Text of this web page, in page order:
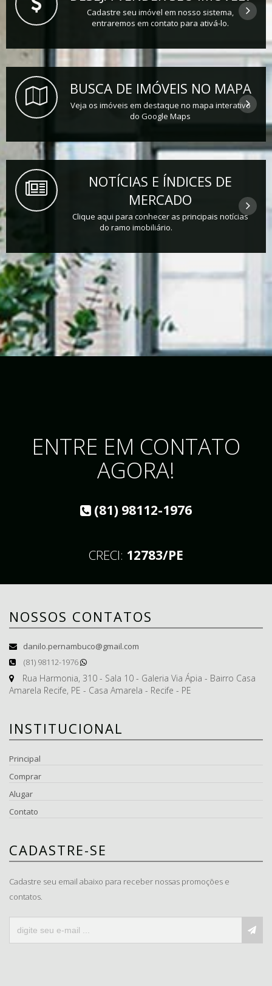
Cadastre seu imóvel em nosso sistema,
entraremos em contato para ativá-lo.
BUSCA DE IMÓVEIS NO MAPA
Veja os imóveis em destaque no mapa interativo
do Google Maps
NOTÍCIAS E ÍNDICES DE
MERCADO
Clique aqui para conhecer as principais notícias
do ramo imobiliário.
ENTRE EM CONTATO
AGORA!
(81) 98112-1976
CRECI: 12783/PE
NOSSOS CONTATOS
danilo.pernambuco@gmail.com
(81) 98112-1976
Rua Harmonia, 310 - Sala 10 - Galeria Via Ápia - Bairro Casa
Amarela Recife, PE - Casa Amarela - Recife - PE
INSTITUCIONAL
Principal
Comprar
Alugar
Contato
CADASTRE-SE
Cadastre seu email abaixo para receber nossas promoções e
contatos.